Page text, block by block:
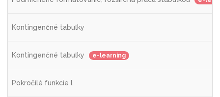
Kontingenčné tabuľky
Kontingenčné tabuľky e-learning
Pokročilé funkcie I.